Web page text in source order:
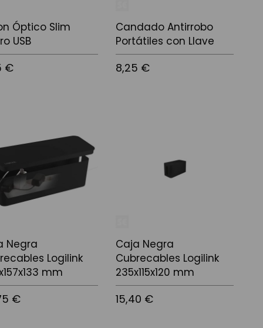
Óptico Slim
USB
€
Candado Antirrobo
Portátiles con Llave
8,25 €
Negra
Logilink
mm
€
Caja Negra
Cubrecables Logilink
235x115x120 mm
15,40 €